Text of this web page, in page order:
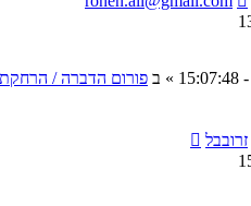
» ב פורום הדברה / הרחקת
זרובבל